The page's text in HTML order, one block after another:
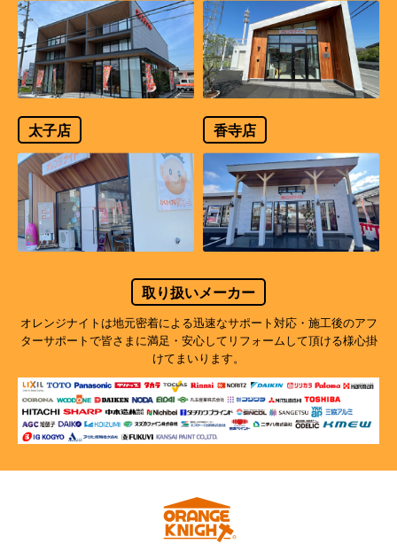
太子店 香寺店
取り扱いメーカー
オレンジナイトは地元密着による迅速なサポート対応・施工後のアフ
ターサポートで皆さまに満足・安心してリフォームして頂ける様心掛
けてまいります。